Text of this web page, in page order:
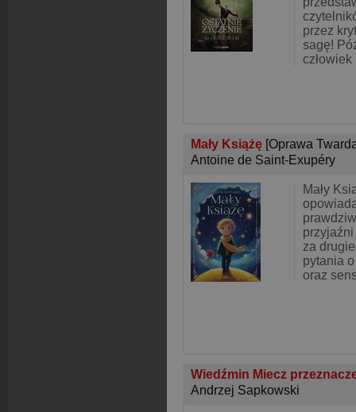
przez
sagę!
człowiek
Mały Książę [Oprawa
Antoine de Saint-Exupéry
Mały
za
pytania
oraz
Wiedźmin Miecz
Andrzej Sapkowski